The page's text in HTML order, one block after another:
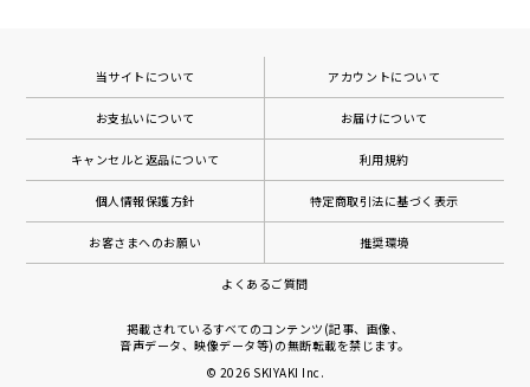
当サイトについて アカウントについて
お支払いについて お届けについて
キャンセルと返品について 利用規約
個人情報保護方針 特定商取引法に基づく表示
お客さまへのお願い 推奨環境
よくあるご質問
掲載されているすべてのコンテンツ(記事、画像、
音声データ、映像データ等)の無断転載を禁じます。
© 2026 SKIYAKI Inc.